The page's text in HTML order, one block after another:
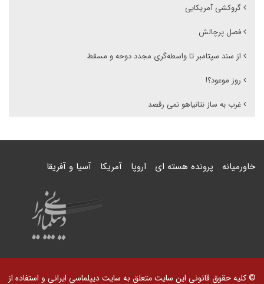
گروکشی آمریکایی
فصل پرچالش
از سند سپتامبر تا واسطه‌گری مجدد دوحه و مسقط
روز موعود؟!
غرب به ساز نتانیاهو نمی رقصد
خاورمیانه پرونده هسته ای اروپا آمریکا آسیا و آفریقا
© کلیه حقوق قانونی این سایت متعلق به سایت دیپلماسی ایرانی و استفاده از